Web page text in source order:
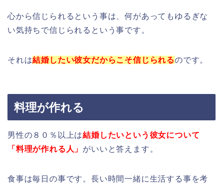
心から信じられるという事は、何があっても ゆるぎな
い気持ちで信じられるという事です。
それは結婚したい彼女だからこそ信じられるのです。
料理が作れる
男性の８０％以上は結婚したいという彼女について
「料理が作れる人」 がいいと答えます。
食事は毎日の事です。長い時間一緒に生活する事を考